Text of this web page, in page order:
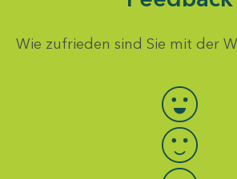
Wie zufrieden sind Sie mit der
Bewertung